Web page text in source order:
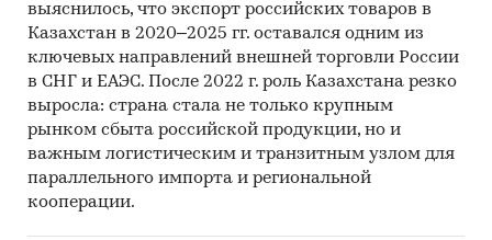
выяснилось, что экспорт российских товаров в
Казахстан в 2020–2025 гг. оставался одним из
ключевых направлений внешней торговли России
в СНГ и ЕАЭС. После 2022 г. роль Казахстана резко
выросла: страна стала не только крупным
рынком сбыта российской продукции, но и
важным логистическим и транзитным узлом для
параллельного импорта и региональной
кооперации.